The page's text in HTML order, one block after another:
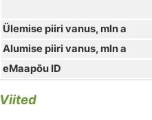
Ülemise piiri vanus, mln a
Alumise piiri vanus, mln a
eMaapõu ID
Viited